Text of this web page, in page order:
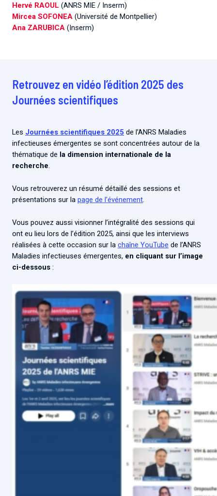
Hervé RAOUL (ANRS MIE / Inserm)
Mircea SOFONEA (Université de Montpellier)
Ana ZARUBICA (Inserm)
Retrouvez en vidéo l’édition 2025 des
Journées scientifiques
Les Journées scientifiques 2025 de l’ANRS Maladies
infectieuses émergentes se sont concentrées autour de la
thématique de la dimension internationale de la
recherche.
Vous retrouverez un résumé détaillé des sessions et
présentations sur la page de l’événement.
Vous pouvez aussi visionner l’intégralité des sessions qui
ont eu lieu lors de l’édition 2025, ainsi que les interviews
réalisées à cette occasion sur la chaîne YouTube de l’ANRS
Maladies infectieuses émergentes, en cliquant sur l’image
ci-dessous :